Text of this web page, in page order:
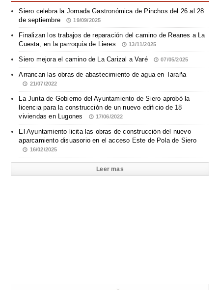
Siero celebra la Jornada Gastronómica de Pinchos del 26 al 28
de septiembre
19/09/2025
Finalizan los trabajos de reparación del camino de Reanes a La
Cuesta, en la parroquia de Lieres
13/11/2025
Siero mejora el camino de La Carizal a Varé 07/05/2025
Arrancan las obras de abastecimiento de agua en Taraña
21/07/2022
La Junta de Gobierno del Ayuntamiento de Siero aprobó la
licencia para la construcción de un nuevo edificio de 18
viviendas en Lugones
17/06/2022
El Ayuntamiento licita las obras de construcción del nuevo
aparcamiento disuasorio en el acceso Este de Pola de Siero
16/02/2025
Leer mas